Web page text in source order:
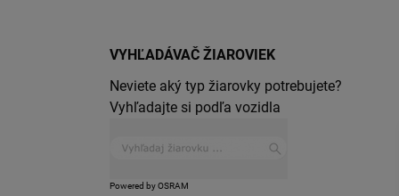
VYHĽADÁVAČ ŽIAROVIEK
Neviete aký typ žiarovky potrebujete?
Vyhľadajte si podľa vozidla
Powered by OSRAM